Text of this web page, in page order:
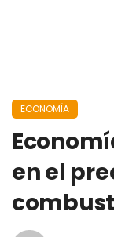
ECONOMÍA
en el